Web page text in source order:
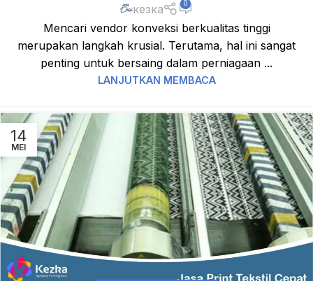
кезка 0
Mencari vendor konveksi berkualitas tinggi
merupakan langkah krusial. Terutama, hal ini sangat
penting untuk bersaing dalam perniagaan ...
LANJUTKAN MEMBACA
14
MEI